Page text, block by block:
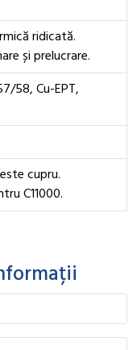
ridicată.
și prelucrare.
58, Cu-EPT,
cupru.
C11000.